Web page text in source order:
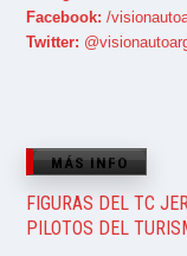
Facebook: /
Twitter:
MÁS INFO
FIGURAS DEL TC
PILOTOS DEL